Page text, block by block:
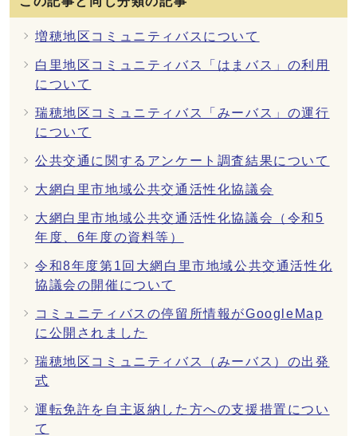
増穂地区コミュニティバスについて
白里地区コミュニティバス「はまバス」の利用
について
瑞穂地区コミュニティバス「みーバス」の運行
について
公共交通に関するアンケート調査結果について
大網白里市地域公共交通活性化協議会
大網白里市地域公共交通活性化協議会（令和5
年度、6年度の資料等）
令和8年度第1回大網白里市地域公共交通活性化
協議会の開催について
コミュニティバスの停留所情報がGoogleMap
に公開されました
瑞穂地区コミュニティバス（みーバス）の出発
式
運転免許を自主返納した方への支援措置につい
て